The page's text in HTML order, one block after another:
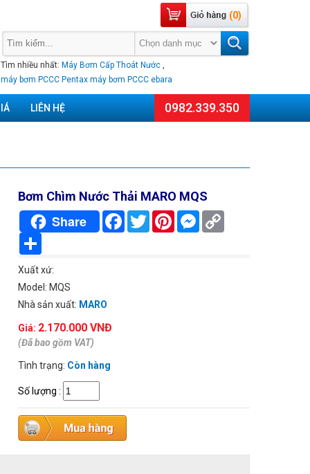
(0)
Tìm nhiều nhất: Máy Bơm Cấp Thoát Nước ,
máy bơm PCCC Pentax máy bơm PCCC ebara
LIÊN HỆ 0982.339.350
Bơm Chìm Nước Thải MARO MQS
Share FacebookTwitterPinterestMessenger
Xuất xứ:
Model: MQS
Nhà sản xuất: MARO
Giá: 2.170.000 VNĐ
(Đã bao gồm VAT)
Tình trạng: Còn hàng
Số lượng :